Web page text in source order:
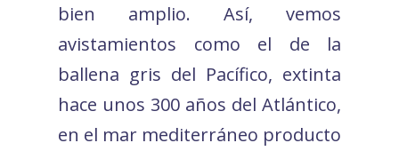
bien amplio. Así, vemos
avistamientos como el de la
ballena gris del Pacífico, extinta
hace unos 300 años del Atlántico,
en el mar mediterráneo producto